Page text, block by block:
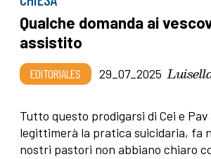
Qualche domanda ai
assistito
EDITORIALES 29_07_2025
Tutto questo prodigarsi di Cei e
legittimerà la pratica suicidaria, fa
nostri pastori non abbiano chiaro